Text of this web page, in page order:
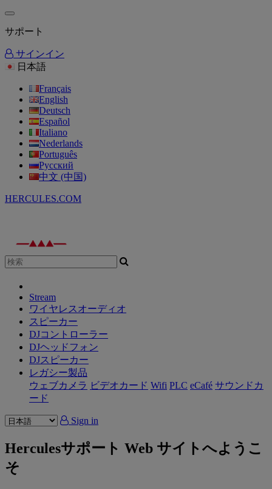
サポート
サインイン
日本語
Français
English
Deutsch
Español
Italiano
Nederlands
Português
Русский
中文 (中国)
HERCULES.COM
Stream
ワイヤレスオーディオ
スピーカー
DJコントローラー
DJヘッドフォン
DJスピーカー
レガシー製品
ウェブカメラ ビデオカード Wifi PLC eCafé サウンドカ
ード
Sign in
Herculesサポート Web サイトへようこ
そ